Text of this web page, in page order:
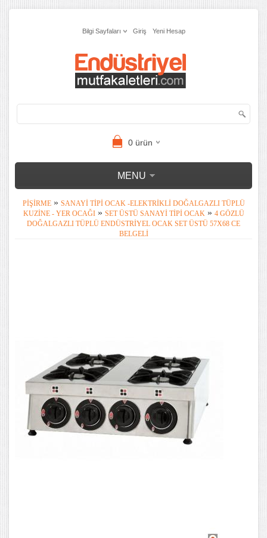
Bilgi Sayfaları Giriş Yeni Hesap
0ürün
MENU
PIŞIRME» SANAYI TIPI OCAK -ELEKTRIKLI DOĞALGAZLI TÜPLÜ
KUZINE - YER OCAĞI» SET ÜSTÜ SANAYI TIPI OCAK » 4 GÖZLÜ
DOĞALGAZLI TÜPLÜ ENDÜSTRIYEL OCAK SET ÜSTÜ 57X68 CE
BELGELI